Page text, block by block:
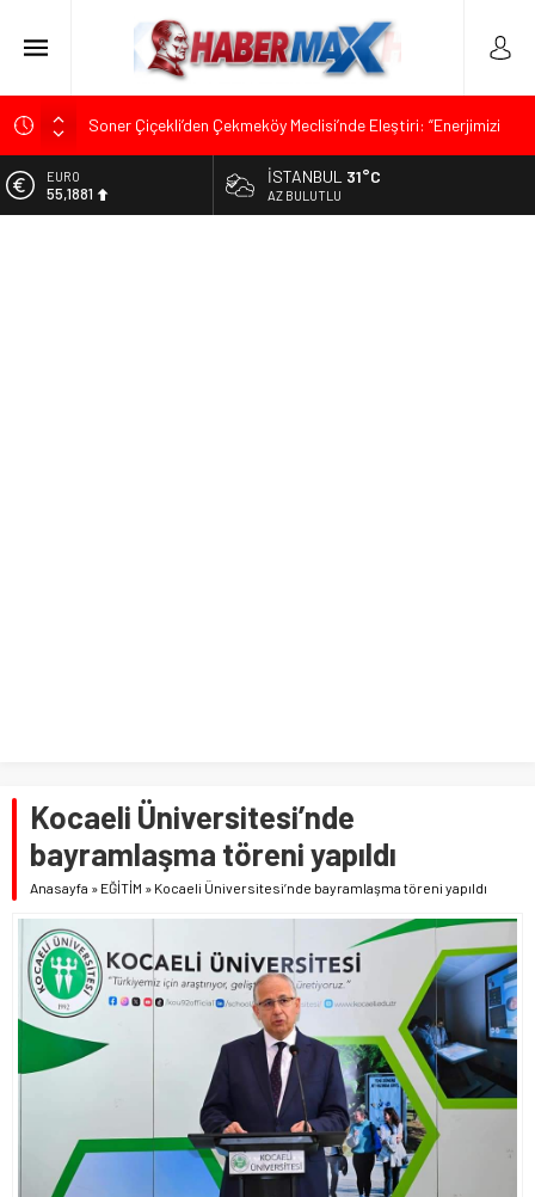
Soner Çiçekli’den Çekmeköy Meclisi’nde Eleştiri: “Enerjimizi
Edremit’te Kaymakam Ahmet Odabaş’a Duygu Dolu Veda
ALTIN
6.660,55
İSTANBUL 31°C
AZ BULUTLU
Kocaeli Üniversitesi’nde
bayramlaşma töreni yapıldı
Anasayfa » EĞİTİM » Kocaeli Üniversitesi’nde bayramlaşma töreni yapıldı